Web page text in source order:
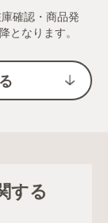
確認・商品発
となります。
する